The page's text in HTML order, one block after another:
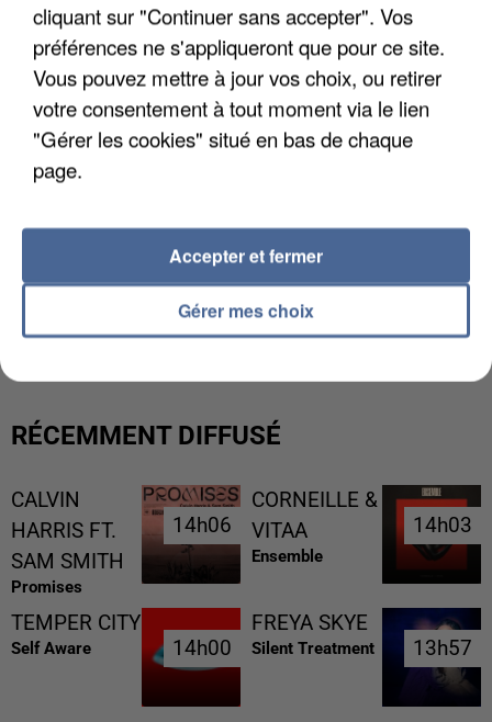
L’UN DES FONDATEURS SUPPOSÉS DE LA DZ
MAFIA INTERPELLÉ EN ALGÉRIE
RÉCEMMENT DIFFUSÉ
CALVIN
HARRIS FT.
SAM SMITH
Promises
14h06
14h06
CORNEILLE &
VITAA
Ensemble
14h03
14h03
TEMPER CITY
Self Aware 14h00
14h00
FREYA SKYE
Silent Treatment 13h57
13h57
cliquant sur "Continuer sans accepter". Vos
préférences ne s'appliqueront que pour ce site.
Vous pouvez mettre à jour vos choix, ou retirer
votre consentement à tout moment via le lien
"Gérer les cookies" situé en bas de chaque
page.
Gérer mes choix
Accepter et fermer